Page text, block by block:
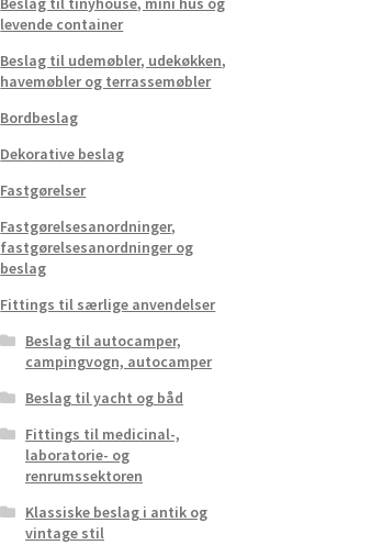
levende container
Beslag til udemøbler, udekøkken,
havemøbler og terrassemøbler
Bordbeslag
Dekorative beslag
Fastgørelser
Fastgørelsesanordninger,
fastgørelsesanordninger og
beslag
Fittings til særlige anvendelser
Beslag til autocamper,
campingvogn, autocamper
Beslag til yacht og båd
Fittings til medicinal-,
laboratorie- og
renrumssektoren
Klassiske beslag i antik og
vintage stil